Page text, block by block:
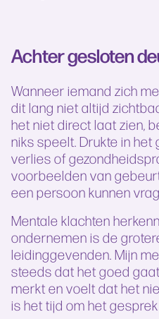
Achter gesloten
Wanneer iemand zich
dit lang niet altijd
het niet direct laat zien,
niks speelt. Drukte in het
verlies of
voorbeelden van
een persoon kunnen
Mentale klachten
ondernemen is de
leidinggevenden. Mijn
steeds dat het goed
merkt en voelt dat het
is het tijd om het